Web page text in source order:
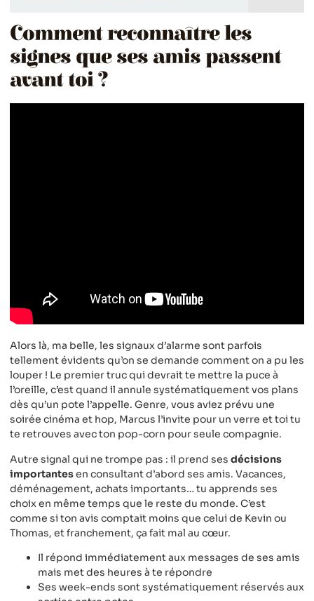
Comment reconnaître les
signes que ses amis passent
avant toi ?
Alors là, ma belle, les signaux d’alarme sont parfois
tellement évidents qu’on se demande comment on a pu les
louper ! Le premier truc qui devrait te mettre la puce à
l’oreille, c’est quand il annule systématiquement vos plans
dès qu’un pote l’appelle. Genre, vous aviez prévu une
soirée cinéma et hop, Marcus l’invite pour un verre et toi tu
te retrouves avec ton pop-corn pour seule compagnie.
Autre signal qui ne trompe pas : il prend ses décisions
importantesen consultant d’abord ses amis. Vacances,
déménagement, achats importants… tu apprends ses
choix en même temps que le reste du monde. C’est
comme si ton avis comptait moins que celui de Kevin ou
Thomas, et franchement, ça fait mal au cœur.
Il répond immédiatement aux messages de ses amis
mais met des heures à te répondre
Ses week-ends sont systématiquement réservés aux